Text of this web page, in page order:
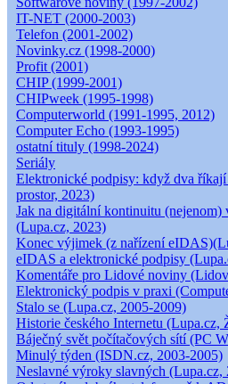
IT-NET (2000-2003)
Telefon (2001-2002)
Novinky.cz (1998-2000)
Profit (2001)
CHIP (1999-2001)
CHIPweek (1995-1998)
Computerworld (1991-1995, 2012)
Computer Echo (1993-1995)
ostatní tituly (1998-2024)
Seriály
Elektronické podpisy: když dva
prostor, 2023)
Jak na digitální kontinuitu (nejenom)
(Lupa.cz, 2023)
Konec výjimek (z nařízení
eIDAS a elektronické podpisy
Komentáře pro Lidové noviny
Elektronický podpis v praxi
Stalo se (Lupa.cz, 2005-2009)
Historie českého Internetu (Lupa.cz,
Báječný svět počítačových sítí (PC
Minulý týden (ISDN.cz, 2003-2005)
Neslavné výroky slavných (Lupa.cz,